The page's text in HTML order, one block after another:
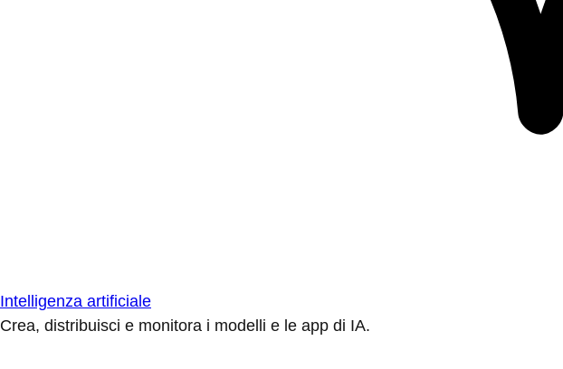
Intelligenza artificiale
Crea, distribuisci e monitora i modelli e le app di IA.